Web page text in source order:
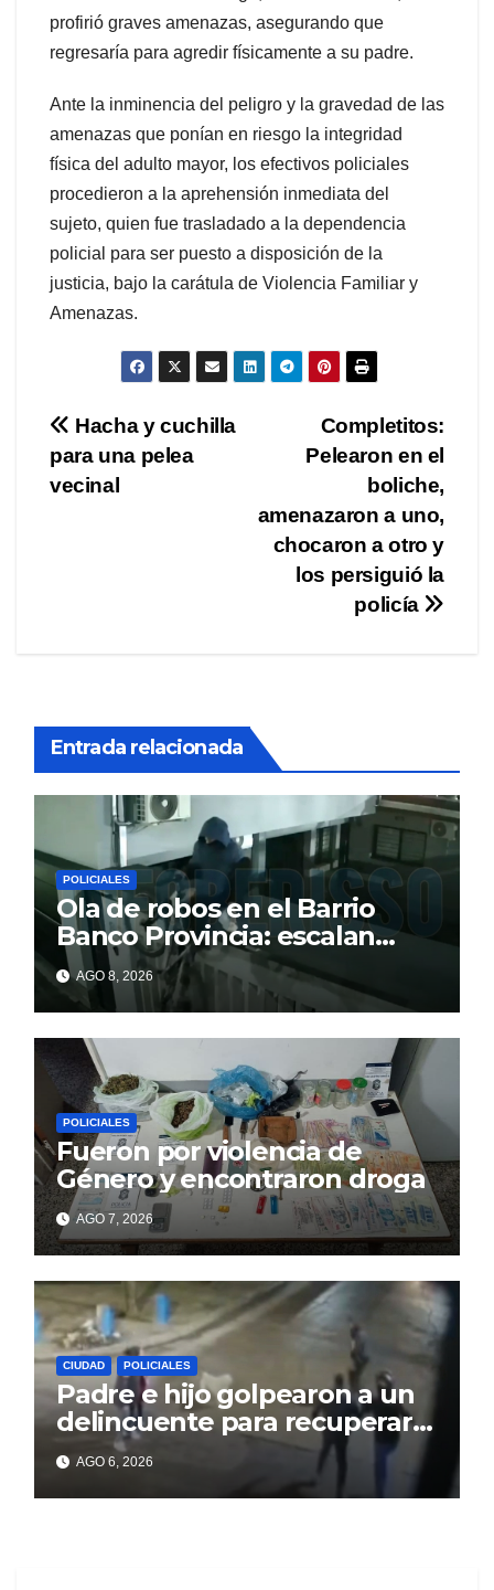
profirió graves amenazas, asegurando que
regresaría para agredir físicamente a su padre.
Ante la inminencia del peligro y la gravedad de las
amenazas que ponían en riesgo la integridad
física del adulto mayor, los efectivos policiales
procedieron a la aprehensión inmediata del
sujeto, quien fue trasladado a la dependencia
policial para ser puesto a disposición de la
justicia, bajo la carátula de Violencia Familiar y
Amenazas.
Navegación
de
Completitos:
Pelearon en el
boliche,
amenazaron a uno,
chocaron a otro y
los persiguió la
policía
Hacha y cuchilla
para una pelea
vecinal
Entrada relacionada
POLICIALES
Ola de robos en el Barrio
Banco Provincia: escalan
paredes en la noche y nadie
responde
AGO 8, 2026
POLICIALES
Fueron por violencia de
Género y encontraron droga
AGO 7, 2026
CIUDAD POLICIALES
Padre e hijo golpearon a un
delincuente para recuperar
un celular robado en Berisso
AGO 6, 2026